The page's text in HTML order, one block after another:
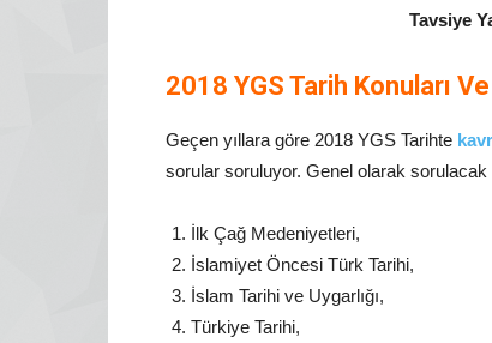
Tavsiye
2018 YGS Tarih Konuları Ve
Geçen yıllara göre 2018 YGS Tarihte
sorular soruluyor. Genel olarak sorulacak
İlk Çağ Medeniyetleri,
İslamiyet Öncesi Türk Tarihi,
İslam Tarihi ve Uygarlığı,
Türkiye Tarihi,